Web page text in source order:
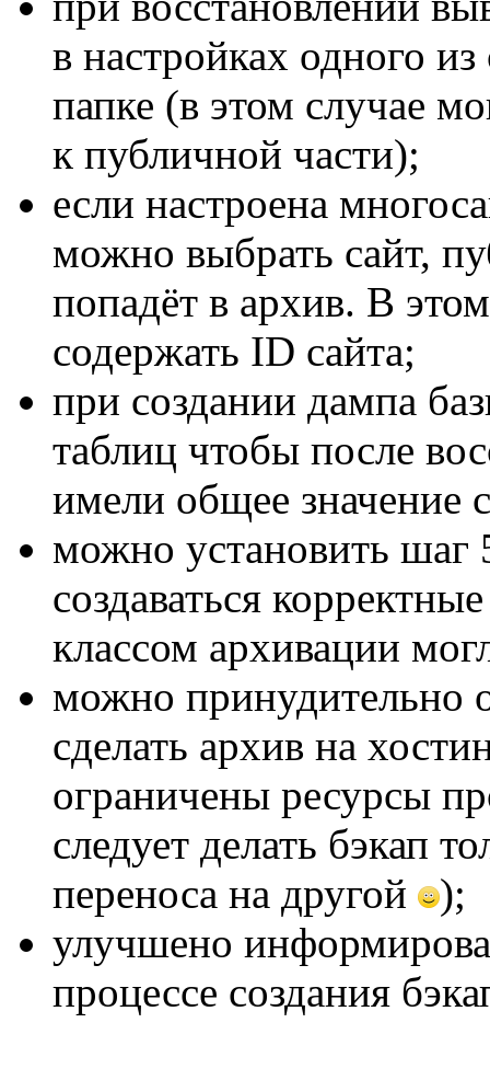
в настройках одного
папке (в этом случае
к публичной части);
если настроена
можно выбрать сайт,
попадёт в архив. В
содержать ID сайта;
при создании дампа
таблиц чтобы после
имели общее значение
можно установить шаг
создаваться
классом архивации
можно принудительно
сделать архив на
ограничены ресурсы
следует делать бэкап
переноса на другой
);
улучшено
процессе создания